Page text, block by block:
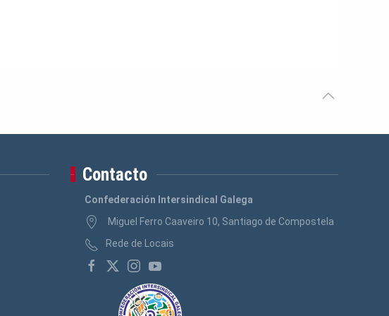
Contacto
Confederación Intersindical Galega
Miguel Ferro Caaveiro 10, Santiago de Compostela
Rede de Locais